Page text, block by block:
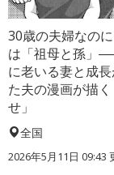
30歳の夫婦なの
は「祖母と孫」
に老いる妻と成
た夫の漫画が描
せ」
全国
2026年5月11日 09:43